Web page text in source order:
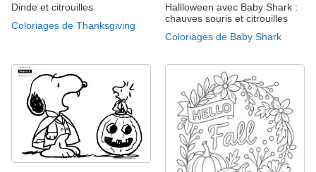
Dinde et citrouilles
Coloriages de Thanksgiving
Hallloween avec Baby Shark :
chauves souris et citrouilles
Coloriages de Baby Shark